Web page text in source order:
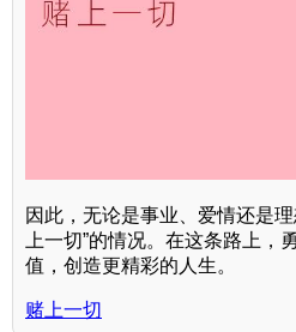
因此，无论是事业、爱情还是
上一切”的情况。在这条路上，
值，创造更精彩的人生。
赌上一切